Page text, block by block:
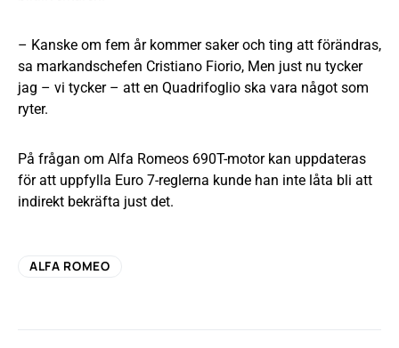
– Kanske om fem år kommer saker och ting att förändras,
sa markandschefen Cristiano Fiorio, Men just nu tycker
jag – vi tycker – att en Quadrifoglio ska vara något som
ryter.
På frågan om Alfa Romeos 690T-motor kan uppdateras
för att uppfylla Euro 7-reglerna kunde han inte låta bli att
indirekt bekräfta just det.
ALFA ROMEO